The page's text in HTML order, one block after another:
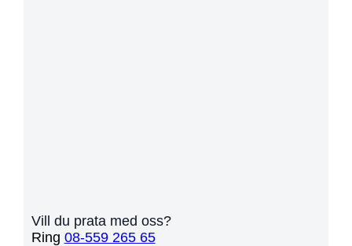
Vill du prata med oss?
Ring 08-559 265 65